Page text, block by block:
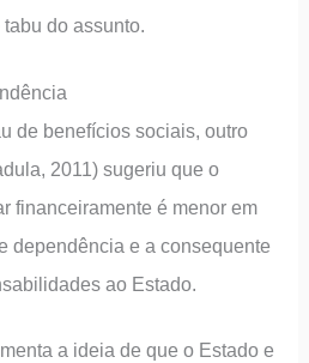
do assunto.
de benefícios sociais, outro
2011) sugeriu que o
financeiramente é menor em
dependência e a consequente
ao Estado.
a ideia de que o Estado e